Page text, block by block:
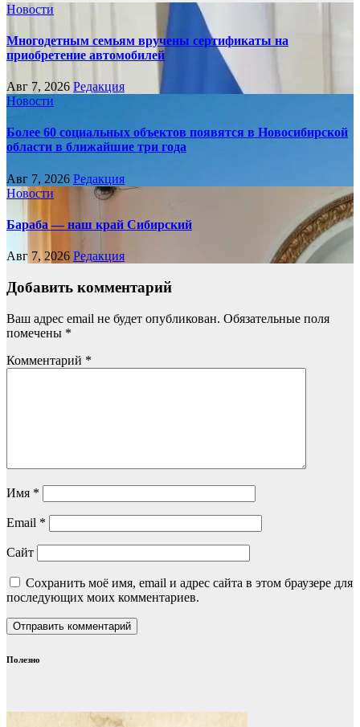
Новости
Многодетным семьям вручены сертификаты на
приобретение автомобилей
Авг 7, 2026 Редакция
Новости
Более 60 социальных объектов появятся в Новосибирской
области в ближайшие три года
Авг 7, 2026 Редакция
Новости
Бараба — наш край Сибирский
Авг 7, 2026 Редакция
Добавить комментарий
Ваш адрес email не будет опубликован. Обязательные поля
помечены *
Комментарий *
Имя *
Email *
Сайт
Сохранить моё имя, email и адрес сайта в этом браузере для
последующих моих комментариев.
Полезно